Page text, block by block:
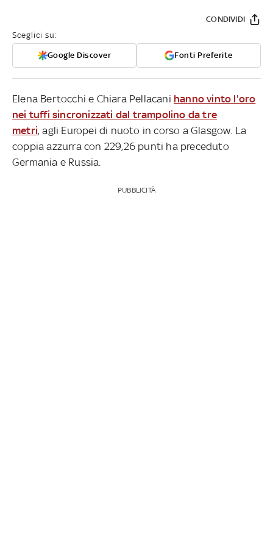
Sceglici su:
Google Discover Fonti Preferite
CONDIVIDI
Elena Bertocchi e Chiara Pellacani hanno vinto l'oro
nei tuffi sincronizzati dal trampolino da tre
metri, agli Europei di nuoto in corso a Glasgow. La
coppia azzurra con 229,26 punti ha preceduto
Germania e Russia.
PUBBLICITÀ